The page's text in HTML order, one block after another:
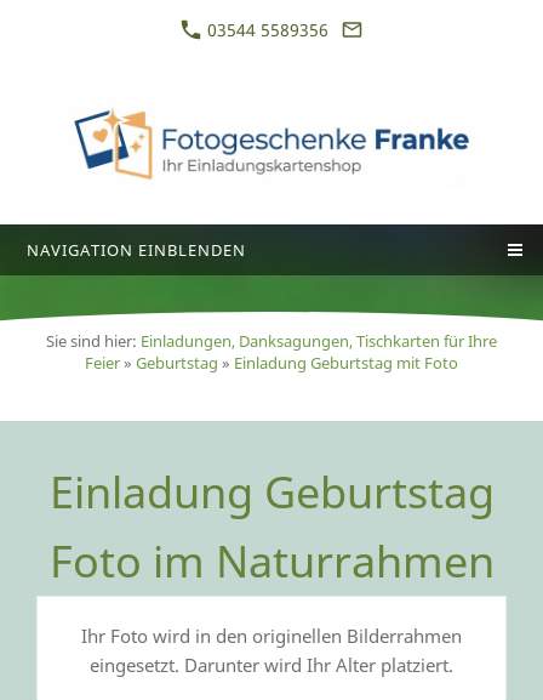
03544 5589356
NAVIGATION EINBLENDEN
Sie sind hier: Einladungen, Danksagungen, Tischkarten für Ihre
Feier» Geburtstag » Einladung Geburtstag mit Foto
Einladung Geburtstag
Foto im Naturrahmen
Ihr Foto wird in den originellen Bilderrahmen
eingesetzt. Darunter wird Ihr Alter platziert.